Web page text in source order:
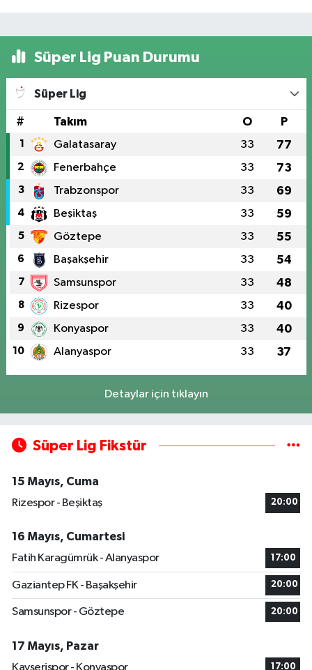
Süper Lig Puan Durumu
Süper Lig
# Takım O P
1 Galatasaray 33 77
2 Fenerbahçe 33 73
3 Trabzonspor 33 69
4 Beşiktaş 33 59
5 Göztepe 33 55
6 Başakşehir 33 54
7 Samsunspor 33 48
8 Rizespor 33 40
9 Konyaspor 33 40
10 Alanyaspor 33 37
Detaylar için tıklayın
Süper Lig Fikstür
15 Mayıs, Cuma
Rizespor - Beşiktaş
20:00
16 Mayıs, Cumartesi
Fatih Karagümrük - Alanyaspor
17:00
Gaziantep FK - Başakşehir 20:00
Samsunspor - Göztepe 20:00
17 Mayıs, Pazar
Kayserispor - Konyaspor
17:00